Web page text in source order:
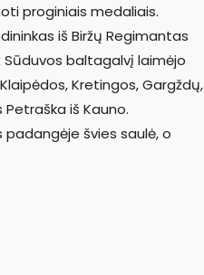
proginiais medaliais.
iš Biržų Regimantas
Sūduvos baltagalvį laimėjo
Kretingos, Gargždų,
Petraška iš Kauno.
švies saulė, o